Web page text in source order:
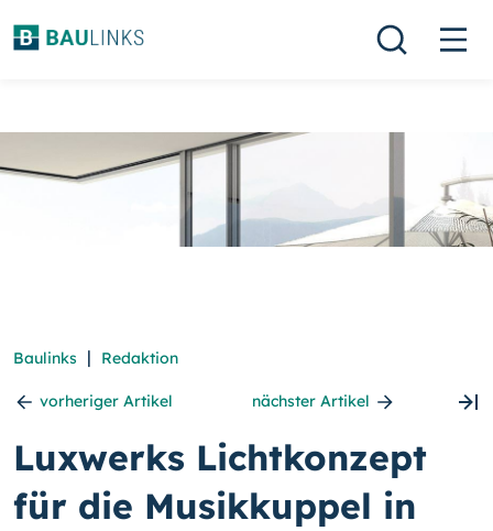
Baulinks | Redaktion
vorheriger Artikel nächster Artikel
Luxwerks Lichtkonzept
für die Musikkuppel in